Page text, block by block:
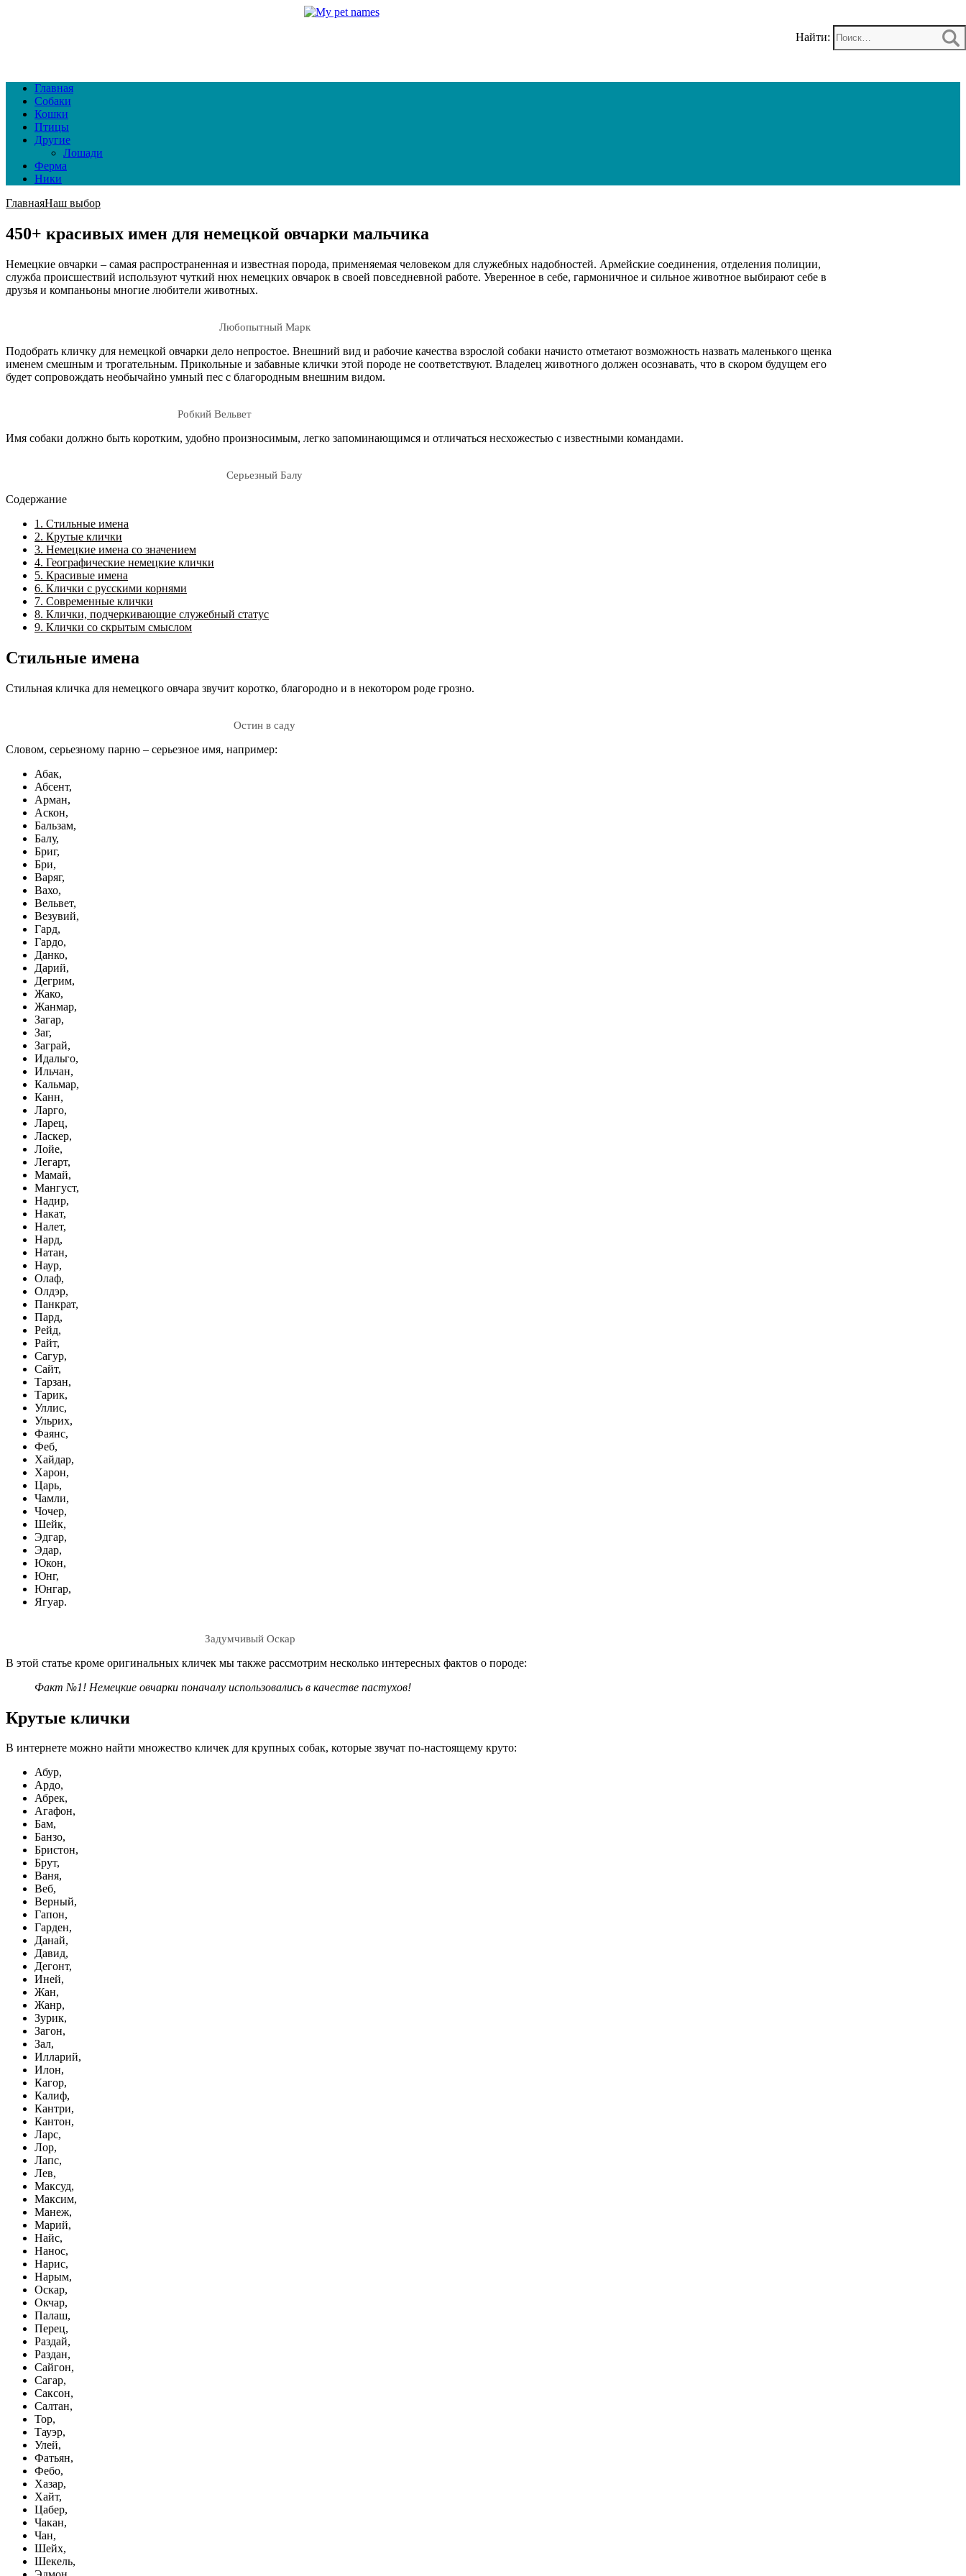
Найти:
Главная
Собаки
Кошки
Птицы
Другие
Лошади
Ферма
Ники
ГлавнаяНаш выбор
450+ красивых имен для немецкой овчарки мальчика
Немецкие овчарки – самая распространенная и известная порода, применяемая человеком для служебных надобностей. Армейские соединения, отделения полиции,
служба происшествий используют чуткий нюх немецких овчарок в своей повседневной работе. Уверенное в себе, гармоничное и сильное животное выбирают себе в
друзья и компаньоны многие любители животных.
Любопытный Марк
Подобрать кличку для немецкой овчарки дело непростое. Внешний вид и рабочие качества взрослой собаки начисто отметают возможность назвать маленького щенка
именем смешным и трогательным. Прикольные и забавные клички этой породе не соответствуют. Владелец животного должен осознавать, что в скором будущем его
будет сопровождать необычайно умный пес с благородным внешним видом.
Робкий Вельвет
Имя собаки должно быть коротким, удобно произносимым, легко запоминающимся и отличаться несхожестью с известными командами.
Серьезный Балу
Содержание
1. Стильные имена
2. Крутые клички
3. Немецкие имена со значением
4. Географические немецкие клички
5. Красивые имена
6. Клички с русскими корнями
7. Современные клички
8. Клички, подчеркивающие служебный статус
9. Клички со скрытым смыслом
Стильные имена
Стильная кличка для немецкого овчара звучит коротко, благородно и в некотором роде грозно.
Остин в саду
Словом, серьезному парню – серьезное имя, например:
Абак,
Абсент,
Арман,
Аскон,
Бальзам,
Балу,
Бриг,
Бри,
Варяг,
Вахо,
Вельвет,
Везувий,
Гард,
Гардо,
Данко,
Дарий,
Дегрим,
Жако,
Жанмар,
Загар,
Заг,
Заграй,
Идальго,
Ильчан,
Кальмар,
Канн,
Ларго,
Ларец,
Ласкер,
Лойе,
Легарт,
Мамай,
Мангуст,
Надир,
Накат,
Налет,
Нард,
Натан,
Наур,
Олаф,
Олдэр,
Панкрат,
Пард,
Рейд,
Райт,
Сагур,
Сайт,
Тарзан,
Тарик,
Уллис,
Ульрих,
Фаянс,
Феб,
Хайдар,
Харон,
Царь,
Чамли,
Чочер,
Шейк,
Эдгар,
Эдар,
Юкон,
Юнг,
Юнгар,
Ягуар.
Задумчивый Оскар
В этой статье кроме оригинальных кличек мы также рассмотрим несколько интересных фактов о породе:
Факт №1! Немецкие овчарки поначалу использовались в качестве пастухов!
Крутые клички
В интернете можно найти множество кличек для крупных собак, которые звучат по-настоящему круто:
Абур,
Ардо,
Абрек,
Агафон,
Бам,
Банзо,
Бристон,
Брут,
Ваня,
Веб,
Верный,
Гапон,
Гарден,
Данай,
Давид,
Дегонт,
Иней,
Жан,
Жанр,
Зурик,
Загон,
Зал,
Илларий,
Илон,
Кагор,
Калиф,
Кантри,
Кантон,
Ларс,
Лор,
Лапс,
Лев,
Максуд,
Максим,
Манеж,
Марий,
Найс,
Нанос,
Нарис,
Нарым,
Оскар,
Окчар,
Палаш,
Перец,
Раздай,
Раздан,
Сайгон,
Сагар,
Саксон,
Салтан,
Тор,
Тауэр,
Улей,
Фатьян,
Фебо,
Хазар,
Хайт,
Цабер,
Чакан,
Чан,
Шейх,
Шекель,